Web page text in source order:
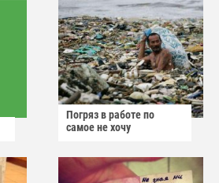
Погряз в работе по
самое не хочу